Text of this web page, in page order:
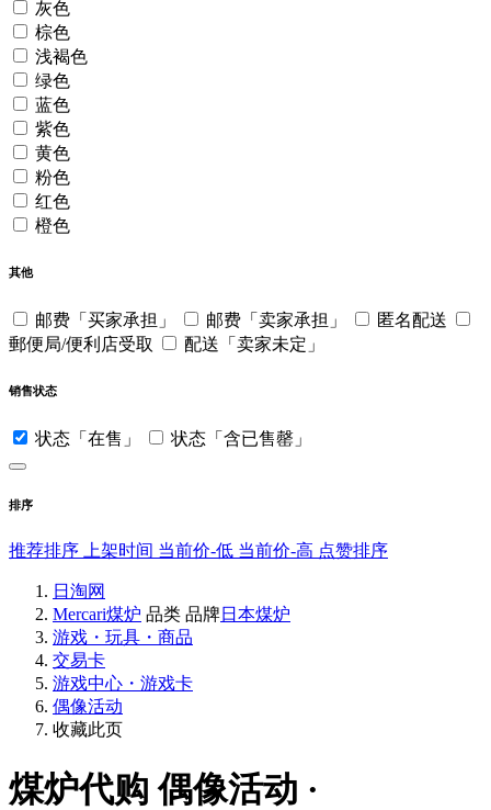
灰色
棕色
浅褐色
绿色
蓝色
紫色
黄色
粉色
红色
橙色
其他
邮费「买家承担」 邮费「卖家承担」
匿名配送
郵便局/便利店受取
配送「卖家未定」
销售状态
状态「在售」 状态「含已售罄」
排序
推荐排序 上架时间 当前价-低 当前价-高 点赞排序
日淘网
Mercari煤炉 品类 品牌日本煤炉
游戏・玩具・商品
交易卡
游戏中心・游戏卡
偶像活动
收藏此页
煤炉代购 偶像活动 ·